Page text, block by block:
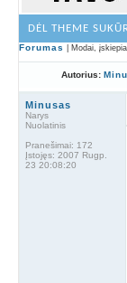
DĖL THEME
Forumas | Modai,
Autorius:
Minusas
Narys
Nuolatinis
Pranešimai: 172
Įstojęs: 2007 Rugp.
23 20:08:20